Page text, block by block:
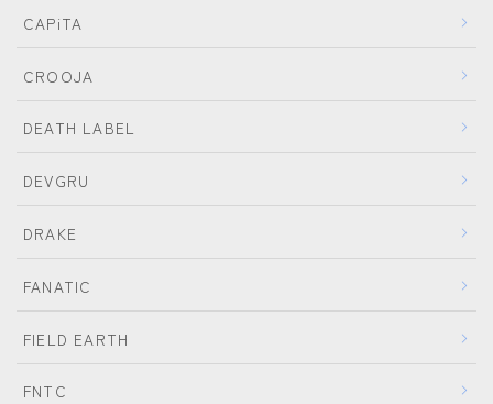
CAPiTA
CROOJA
DEATH LABEL
DEVGRU
DRAKE
FANATIC
FIELD EARTH
FNTC